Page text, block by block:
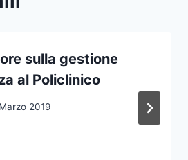
sulla gestione
al Policlinico
2019